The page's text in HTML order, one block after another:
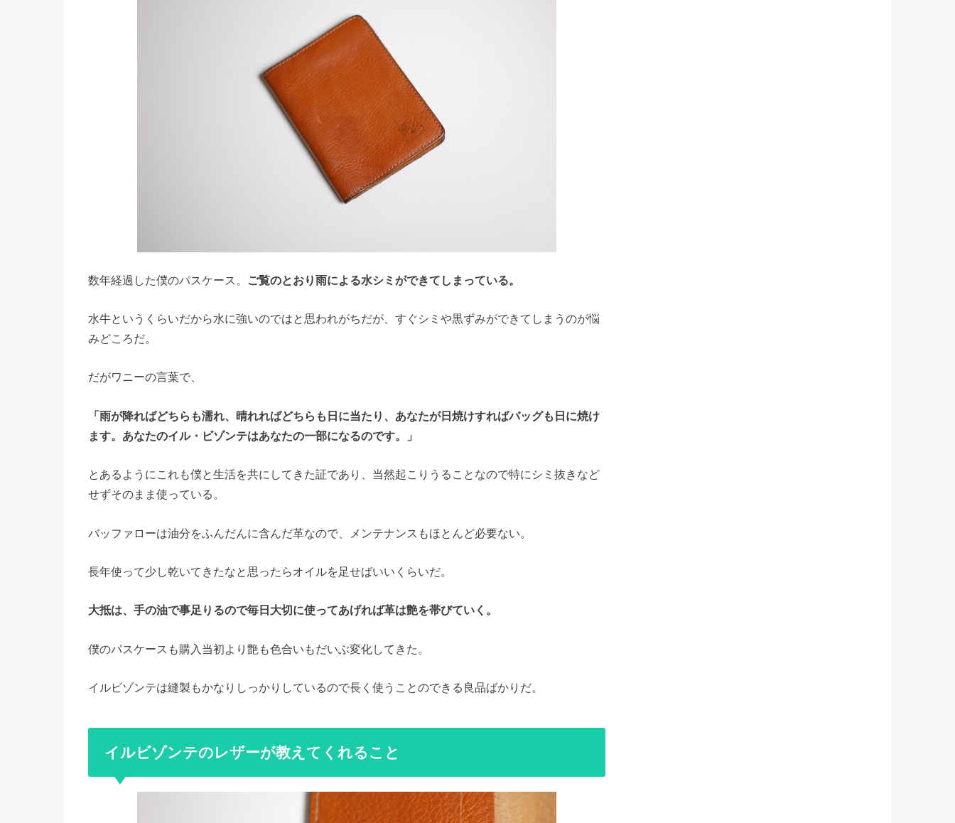
数年経過した僕のパスケース。 ご覧のとおり雨による水シミができてしまっている。
水牛というくらいだから水に強いのではと思われがちだが、すぐシミや黒ずみができてしまうのが悩
みどころだ。
だがワニーの言葉で、
「雨が降ればどちらも濡れ、晴れればどちらも日に当たり、あなたが日焼けすればバッグも日に焼け
ます。あなたのイル・ビゾンテはあなたの一部になるのです。」
とあるようにこれも僕と生活を共にしてきた証であり、当然起こりうることなので特にシミ抜きなど
せずそのまま使っている。
バッファローは油分をふんだんに含んだ革なので、メンテナンスもほとんど必要ない。
長年使って少し乾いてきたなと思ったらオイルを足せばいいくらいだ。
大抵は、手の油で事足りるので毎日大切に使ってあげれば革は艶を帯びていく。
僕のパスケースも購入当初より艶も色合いもだいぶ変化してきた。
イルビゾンテは縫製もかなりしっかりしているので長く使うことのできる良品ばかりだ。
イルビゾンテのレザーが教えてくれること